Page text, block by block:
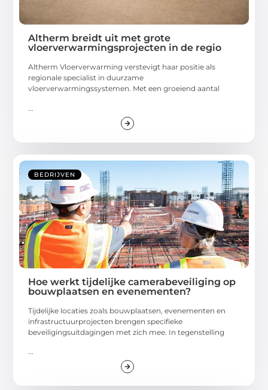
Altherm breidt uit met grote
vloerverwarmingsprojecten in de regio
Altherm Vloerverwarming verstevigt haar positie als
regionale specialist in duurzame
vloerverwarmingssystemen. Met een groeiend aantal
BEDRIJVEN
Hoe werkt tijdelijke camerabeveiliging op
bouwplaatsen en evenementen?
Tijdelijke locaties zoals bouwplaatsen, evenementen en
infrastructuurprojecten brengen specifieke
beveiligingsuitdagingen met zich mee. In tegenstelling